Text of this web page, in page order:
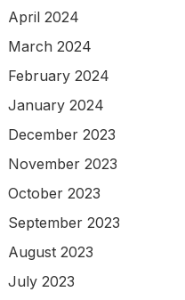
April 2024
March 2024
February 2024
January 2024
December 2023
November 2023
October 2023
September 2023
August 2023
July 2023